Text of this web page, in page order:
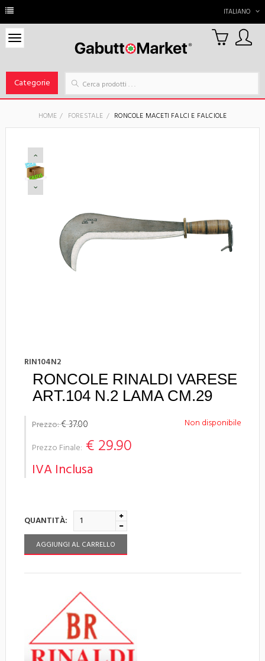
ITALIANO
Categorie
0
Carrello
HOME FORESTALE RONCOLE MACETI FALCI E FALCIOLE
RIN104N2
RONCOLE RINALDI VARESE
ART.104 N.2 LAMA CM.29
Non disponibile
Prezzo:€ 37.00
Prezzo Finale: € 29.90
IVA Inclusa
QUANTITÀ:
AGGIUNGI AL CARRELLO